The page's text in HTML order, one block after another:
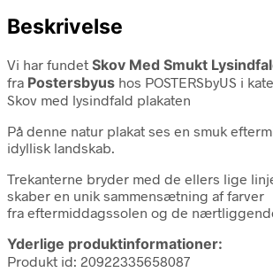
Beskrivelse
Vi har fundet Skov Med Smukt
fra Postersbyus hos POSTERSbyUS i
Skov med lysindfald plakaten
På denne natur plakat ses en smuk
idyllisk landskab.
Trekanterne bryder med de ellers lige
skaber en unik sammensætning af farver
fra eftermiddagssolen og de
Yderlige produktinformationer:
Produkt id: 20922335658087